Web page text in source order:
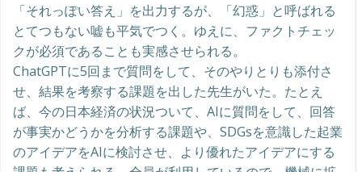
「それっぽい答え」を出力するが、「幻惑」と呼ばれる
とてつもない嘘も平気でつく。ゆえに、ファクトチェッ
クが必須であることも実感させられる。
ChatGPTに5回まで質問をして、そのやりとりも添付さ
せ、結果を考察する課題を出した先生がいた。たとえ
ば、今の日本経済の状況ついて、AIに質問をして、回答
が事実かどうかを分析する課題や、SDGsを意識した起業
のアイデアをAIに検討させ、より優れたアイデアにする